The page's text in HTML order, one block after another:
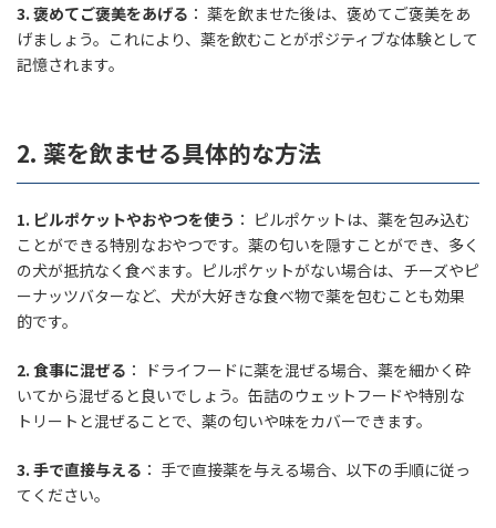
3. 褒めてご褒美をあげる ： 薬を飲ませた後は、褒めてご褒美をあ
げましょう。これにより、薬を飲むことがポジティブな体験として
記憶されます。
2. 薬を飲ませる具体的な方法
1. ピルポケットやおやつを使う ： ピルポケットは、薬を包み込む
ことができる特別なおやつです。薬の匂いを隠すことができ、多く
の犬が抵抗なく食べます。ピルポケットがない場合は、チーズやピ
ーナッツバターなど、犬が大好きな食べ物で薬を包むことも効果
的です。
2. 食事に混ぜる ： ドライフードに薬を混ぜる場合、薬を細かく砕
いてから混ぜると良いでしょう。缶詰のウェットフードや特別な
トリートと混ぜることで、薬の匂いや味をカバーできます。
3. 手で直接与える ： 手で直接薬を与える場合、以下の手順に従っ
てください。